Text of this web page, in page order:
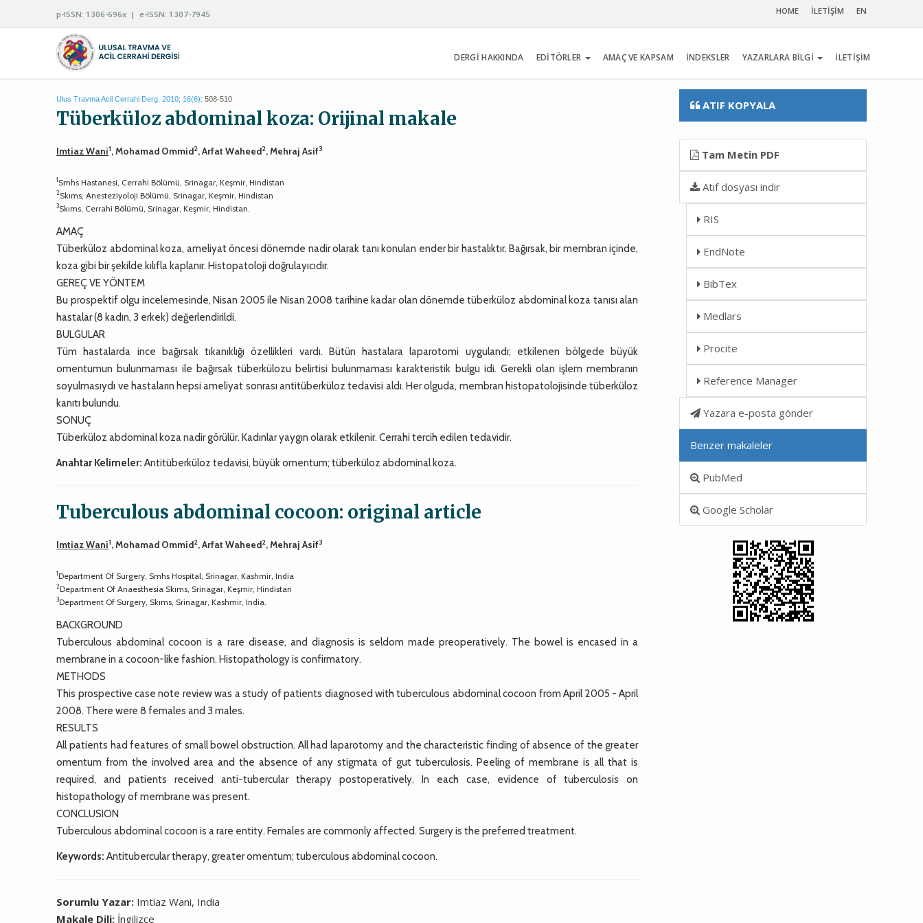
p-ISSN: 1306-696x | e-ISSN: 1307-7945 HOME İLETİŞİM EN
DERGİ HAKKINDA EDİTÖRLER AMAÇ VE KAPSAM İNDEKSLER YAZARLARA BİLGİ İLETİŞİM
Ulus Travma Acil Cerrahi Derg. 2010; 16(6): 508-510
Tüberküloz abdominal koza: Orijinal makale
Imtiaz Wani1, Mohamad Ommid2, Arfat Waheed2, Mehraj Asif3
1Smhs Hastanesi, Cerrahi Bölümü, Srinagar, Keşmir, Hindistan
2Skıms, Anesteziyoloji Bölümü, Srinagar, Keşmir, Hindistan
3Skıms, Cerrahi Bölümü, Srinagar, Keşmir, Hindistan.
AMAÇ
Tüberküloz abdominal koza, ameliyat öncesi dönemde nadir olarak tanı konulan ender bir hastalıktır. Bağırsak, bir membran içinde,
koza gibi bir şekilde kılıfla kaplanır. Histopatoloji doğrulayıcıdır.
GEREÇ VE YÖNTEM
Bu prospektif olgu incelemesinde, Nisan 2005 ile Nisan 2008 tarihine kadar olan dönemde tüberküloz abdominal koza tanısı alan
hastalar (8 kadın, 3 erkek) değerlendirildi.
BULGULAR
Tüm hastalarda ince bağırsak tıkanıklığı özellikleri vardı. Bütün hastalara laparotomi uygulandı; etkilenen bölgede büyük
omentumun bulunmaması ile bağırsak tüberkülozu belirtisi bulunmaması karakteristik bulgu idi. Gerekli olan işlem membranın
soyulmasıydı ve hastaların hepsi ameliyat sonrası antitüberküloz tedavisi aldı. Her olguda, membran histopatolojisinde tüberküloz
kanıtı bulundu.
SONUÇ
Tüberküloz abdominal koza nadir görülür. Kadınlar yaygın olarak etkilenir. Cerrahi tercih edilen tedavidir.
Anahtar Kelimeler: Antitüberküloz tedavisi, büyük omentum; tüberküloz abdominal koza.
Tuberculous abdominal cocoon: original article
Imtiaz Wani1, Mohamad Ommid2, Arfat Waheed2, Mehraj Asif3
1Department Of Surgery, Smhs Hospital, Srinagar, Kashmir, India
2Department Of Anaesthesia Skıms, Srinagar, Keşmir, Hindistan
3Department Of Surgery, Skıms, Srinagar, Kashmir, India.
BACKGROUND
Tuberculous abdominal cocoon is a rare disease, and diagnosis is seldom made preoperatively. The bowel is encased in a
membrane in a cocoon-like fashion. Histopathology is confirmatory.
METHODS
This prospective case note review was a study of patients diagnosed with tuberculous abdominal cocoon from April 2005 - April
2008. There were 8 females and 3 males.
RESULTS
All patients had features of small bowel obstruction. All had laparotomy and the characteristic finding of absence of the greater
omentum from the involved area and the absence of any stigmata of gut tuberculosis. Peeling of membrane is all that is
required, and patients received anti-tubercular therapy postoperatively. In each case, evidence of tuberculosis on
histopathology of membrane was present.
CONCLUSION
Tuberculous abdominal cocoon is a rare entity. Females are commonly affected. Surgery is the preferred treatment.
Keywords: Antitubercular therapy, greater omentum; tuberculous abdominal cocoon.
Sorumlu Yazar: Imtiaz Wani, India
Makale Dili: İngilizce
ATIF KOPYALA
Tam Metin PDF
Atıf dosyası indir
RIS
EndNote
BibTex
Medlars
Procite
Reference Manager
Yazara e-posta gönder
Benzer makaleler
PubMed
Google Scholar